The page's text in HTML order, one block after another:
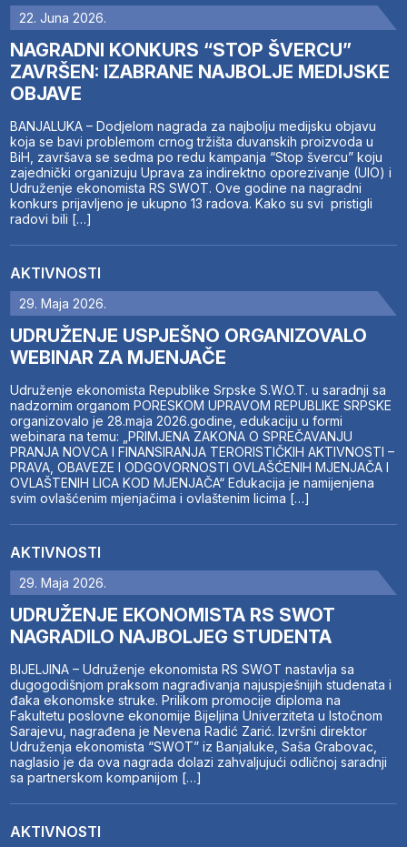
22. Juna 2026.
NAGRADNI KONKURS “STOP ŠVERCU”
ZAVRŠEN: IZABRANE NAJBOLJE MEDIJSKE
OBJAVE
BANJALUKA – Dodjelom nagrada za najbolju medijsku objavu
koja se bavi problemom crnog tržišta duvanskih proizvoda u
BiH, završava se sedma po redu kampanja “Stop švercu” koju
zajednički organizuju Uprava za indirektno oporezivanje (UIO) i
Udruženje ekonomista RS SWOT. Ove godine na nagradni
konkurs prijavljeno je ukupno 13 radova. Kako su svi pristigli
radovi bili […]
AKTIVNOSTI
29. Maja 2026.
UDRUŽENJE USPJEŠNO ORGANIZOVALO
WEBINAR ZA MJENJAČE
Udruženje ekonomista Republike Srpske S.W.O.T. u saradnji sa
nadzornim organom PORESKOM UPRAVOM REPUBLIKE SRPSKE
organizovalo je 28.maja 2026.godine, edukaciju u formi
webinara na temu: „PRIMJENA ZAKONA O SPREČAVANJU
PRANJA NOVCA I FINANSIRANJA TERORISTIČKIH AKTIVNOSTI –
PRAVA, OBAVEZE I ODGOVORNOSTI OVLAŠĆENIH MJENJAČA I
OVLAŠTENIH LICA KOD MJENJAČA“ Edukacija je namijenjena
svim ovlašćenim mjenjačima i ovlaštenim licima […]
AKTIVNOSTI
29. Maja 2026.
UDRUŽENJE EKONOMISTA RS SWOT
NAGRADILO NAJBOLJEG STUDENTA
BIJELJINA – Udruženje ekonomista RS SWOT nastavlja sa
dugogodišnjom praksom nagrađivanja najuspješnijih studenata i
đaka ekonomske struke. Prilikom promocije diploma na
Fakultetu poslovne ekonomije Bijeljina Univerziteta u Istočnom
Sarajevu, nagrađena je Nevena Radić Zarić. Izvršni direktor
Udruženja ekonomista “SWOT” iz Banjaluke, Saša Grabovac,
naglasio je da ova nagrada dolazi zahvaljujući odličnoj saradnji
sa partnerskom kompanijom […]
AKTIVNOSTI